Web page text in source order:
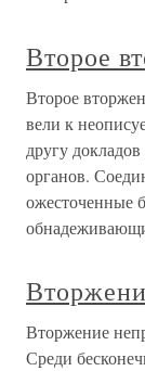
Второе
Второе
вели к
другу
органов.
ожесточенные
Вторжение
Среди